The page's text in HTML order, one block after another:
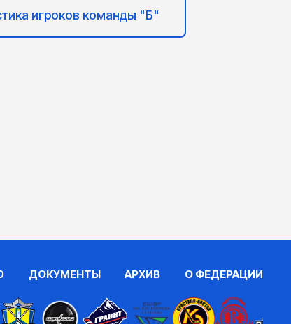
игроков команды "Б"
ДОКУМЕНТЫ АРХИВ О ФЕДЕРАЦИИ